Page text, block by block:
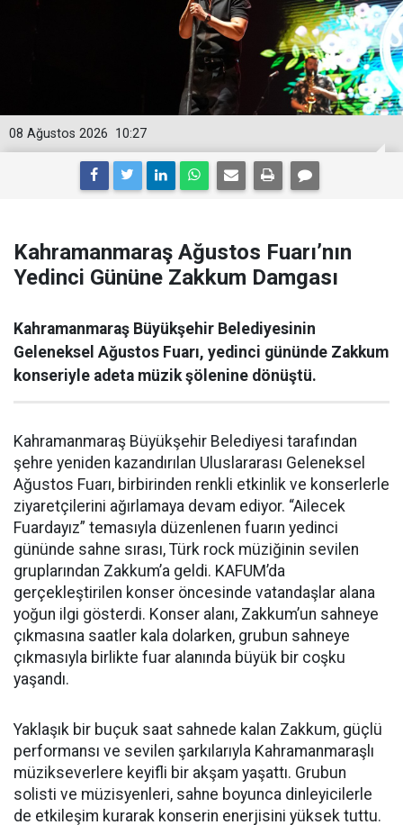
10:27
08 Ağustos 2026
Kahramanmaraş Ağustos Fuarı’nın
Yedinci Gününe Zakkum Damgası
Kahramanmaraş Büyükşehir Belediyesinin
Geleneksel Ağustos Fuarı, yedinci gününde Zakkum
konseriyle adeta müzik şölenine dönüştü.
Kahramanmaraş Büyükşehir Belediyesi tarafından
şehre yeniden kazandırılan Uluslararası Geleneksel
Ağustos Fuarı, birbirinden renkli etkinlik ve konserlerle
ziyaretçilerini ağırlamaya devam ediyor. “Ailecek
Fuardayız” temasıyla düzenlenen fuarın yedinci
gününde sahne sırası, Türk rock müziğinin sevilen
gruplarından Zakkum’a geldi. KAFUM’da
gerçekleştirilen konser öncesinde vatandaşlar alana
yoğun ilgi gösterdi. Konser alanı, Zakkum’un sahneye
çıkmasına saatler kala dolarken, grubun sahneye
çıkmasıyla birlikte fuar alanında büyük bir coşku
yaşandı.
Yaklaşık bir buçuk saat sahnede kalan Zakkum, güçlü
performansı ve sevilen şarkılarıyla Kahramanmaraşlı
müzikseverlere keyifli bir akşam yaşattı. Grubun
solisti ve müzisyenleri, sahne boyunca dinleyicilerle
de etkileşim kurarak konserin enerjisini yüksek tuttu.